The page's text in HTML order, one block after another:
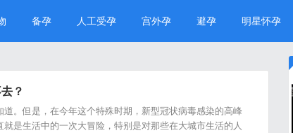
备孕 人工受孕 宫外孕 避孕 明星怀孕
？
。但是，在今年这个特殊时期，新型冠状病毒感染的高峰
是生活中的一次大冒险，特别是对那些在大城市生活的人